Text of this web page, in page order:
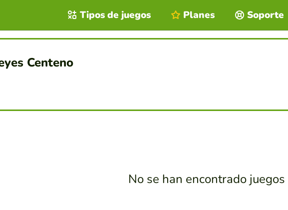
Tipos de juegos Planes Soporte
Centeno
No se han encontrado juegos